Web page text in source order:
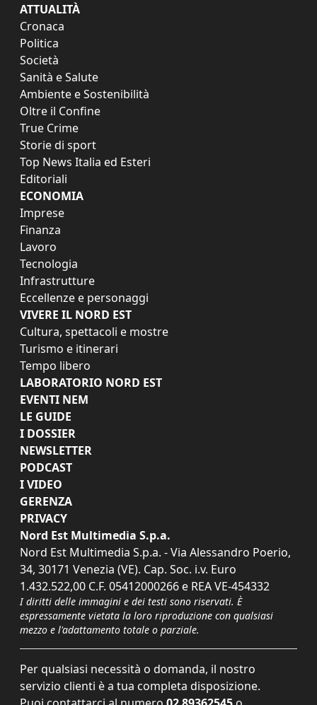
ATTUALITÀ
Cronaca
Politica
Società
Sanità e Salute
Ambiente e Sostenibilità
Oltre il Confine
True Crime
Storie di sport
Top News Italia ed Esteri
Editoriali
ECONOMIA
Imprese
Finanza
Lavoro
Tecnologia
Infrastrutture
Eccellenze e personaggi
VIVERE IL NORD EST
Cultura, spettacoli e mostre
Turismo e itinerari
Tempo libero
LABORATORIO NORD EST
EVENTI NEM
LE GUIDE
I DOSSIER
NEWSLETTER
PODCAST
I VIDEO
GERENZA
PRIVACY
Nord Est Multimedia S.p.a.
Nord Est Multimedia S.p.a. - Via Alessandro Poerio,
34, 30171 Venezia (VE). Cap. Soc. i.v. Euro
1.432.522,00 C.F. 05412000266 e REA VE-454332
I diritti delle immagini e dei testi sono riservati. È
espressamente vietata la loro riproduzione con qualsiasi
mezzo e l'adattamento totale o parziale.
Per qualsiasi necessità o domanda, il nostro
servizio clienti è a tua completa disposizione.